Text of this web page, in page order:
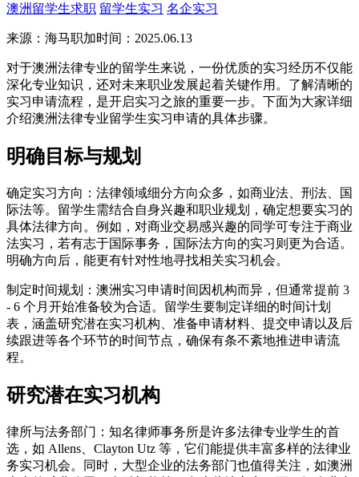
澳洲留学生求职 留学生实习 名企实习
来源：海马职加时间：2025.06.13
对于澳洲法律专业的留学生来说，一份优质的实习经历不仅能
深化专业知识，还对未来职业发展起着关键作用。了解清晰的
实习申请流程，是开启实习之旅的重要一步。下面为大家详细
介绍澳洲法律专业留学生实习申请的具体步骤。
明确目标与规划
确定实习方向：法律领域细分方向众多，如商业法、刑法、国
际法等。留学生需结合自身兴趣和职业规划，确定想要实习的
具体法律方向。例如，对商业交易感兴趣的同学可专注于商业
法实习，若有志于国际事务，国际法方向的实习则更为合适。
明确方向后，能更有针对性地寻找相关实习机会。
制定时间规划：澳洲实习申请时间因机构而异，但通常提前 3
- 6 个月开始准备较为合适。留学生要制定详细的时间计划
表，涵盖研究潜在实习机构、准备申请材料、提交申请以及后
续跟进等各个环节的时间节点，确保有条不紊地推进申请流
程。
研究潜在实习机构
律所与法务部门：知名律师事务所是许多法律专业学生的首
选，如 Allens、Clayton Utz 等，它们能提供丰富多样的法律业
务实习机会。同时，大型企业的法务部门也值得关注，如澳洲